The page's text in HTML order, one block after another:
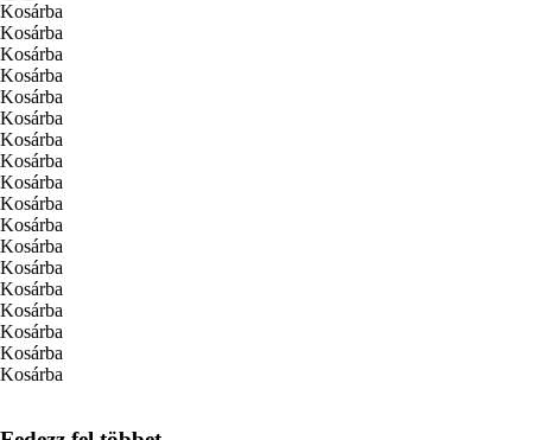
Kosárba
Kosárba
Kosárba
Kosárba
Kosárba
Kosárba
Kosárba
Kosárba
Kosárba
Kosárba
Kosárba
Kosárba
Kosárba
Kosárba
Kosárba
Kosárba
Kosárba
Kosárba